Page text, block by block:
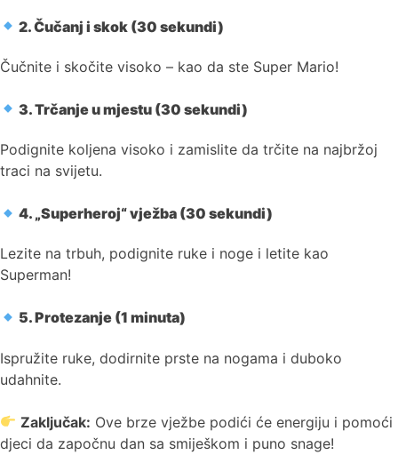
2. Čučanj i skok (30 sekundi)
Čučnite i skočite visoko – kao da ste Super Mario!
3. Trčanje u mjestu (30 sekundi)
Podignite koljena visoko i zamislite da trčite na najbržoj
traci na svijetu.
4. „Superheroj“ vježba (30 sekundi)
Lezite na trbuh, podignite ruke i noge i letite kao
Superman!
5. Protezanje (1 minuta)
Ispružite ruke, dodirnite prste na nogama i duboko
udahnite.
Zaključak: Ove brze vježbe podići će energiju i pomoći
djeci da započnu dan sa smiješkom i puno snage!